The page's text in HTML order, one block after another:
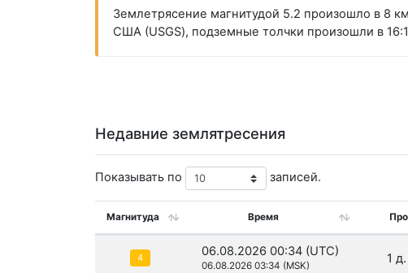
Землетрясение магнитудой 5.2 произошло в 8
США (USGS), подземные толчки произошли в
Недавние землятресения
Показывать по записей.
Магнитуда Время
4 06.08.2026 00:34 (UTC)
06.08.2026 03:34 (MSK) 1